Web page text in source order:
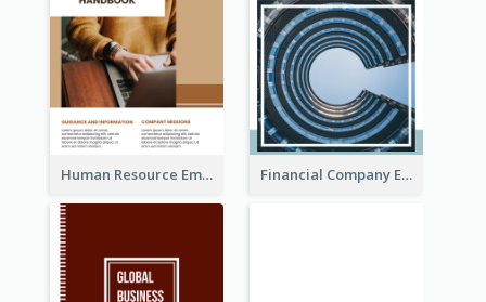
Human Resource Employee Handbook Financial Company Employee Handbook